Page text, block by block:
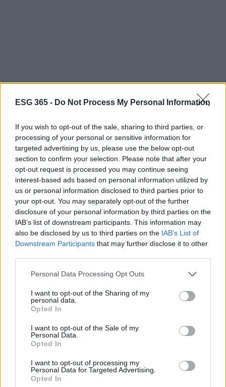
ESG 365 - Do Not Process My Personal Information
If you wish to opt-out of the sale, sharing to third parties, or
processing of your personal or sensitive information for
targeted advertising by us, please use the below opt-out
section to confirm your selection. Please note that after your
opt-out request is processed you may continue seeing
interest-based ads based on personal information utilized by
us or personal information disclosed to third parties prior to
your opt-out. You may separately opt-out of the further
disclosure of your personal information by third parties on the
IAB’s list of downstream participants. This information may
also be disclosed by us to third parties on the IAB’s List of
Downstream Participants that may further disclose it to other
Please note that this website/app uses one or more Google
not limited to your visit or usage behaviour. You may click to
grant or deny consent to Google and its third-party tags to
use your data for below specified purposes in below Google
consent section.
Personal Data Processing Opt Outs
I want to opt-out of the Sharing of my
personal data.
Opted In
I want to opt-out of the Sale of my
Personal Data.
Opted In
I want to opt-out of processing my
Personal Data for Targeted Advertising.
Opted In
Continua a leggere
SOSTENIBILITÀ
Agenda sostenibile: integra obiettivi green nella tua
settimana
Andrea Innocenti · 8 Ago 2026
SOSTENIBILITÀ